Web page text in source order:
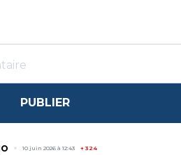
PUBLIER
10 juin 2026 à 12:43 + 324